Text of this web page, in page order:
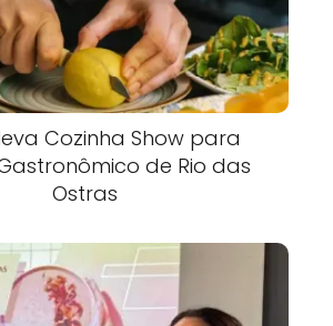
Cozinha Show para
de Rio das
Ostras